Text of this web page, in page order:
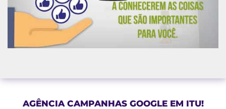
AGÊNCIA CAMPANHAS GOOGLE EM ITU!